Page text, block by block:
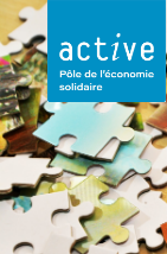
LA